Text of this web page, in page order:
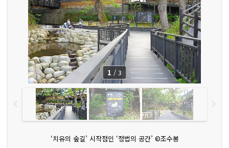
‘치유의 숲길’ 시작점인 ‘정법의 공간’ ©조수봉
1 / 3